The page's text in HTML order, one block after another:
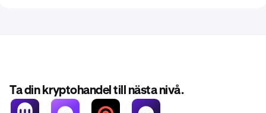
Ta din kryptohandel till nästa nivå.